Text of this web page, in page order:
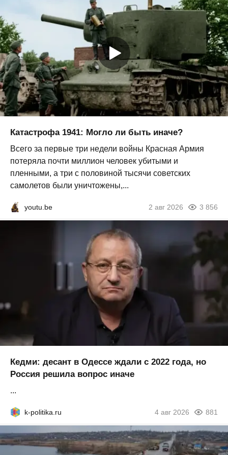
Катастрофа 1941: Могло ли быть иначе?
Всего за первые три недели войны Красная Армия
потеряла почти миллион человек убитыми и
пленными, а три с половиной тысячи советских
самолетов были уничтожены,...
youtu.be 2 авг 2026 3 856
Кедми: десант в Одессе ждали с 2022 года, но
Россия решила вопрос иначе
...
k-politika.ru 4 авг 2026 881